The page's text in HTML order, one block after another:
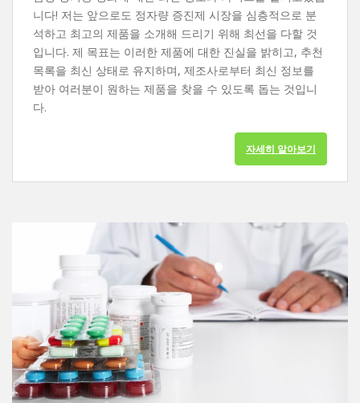
니다! 저는 앞으로도 정자량 증진제 시장을 심층적으로 분
석하고 최고의 제품을 소개해 드리기 위해 최선을 다할 것
입니다. 제 목표는 이러한 제품에 대한 진실을 밝히고, 추천
목록을 최신 상태로 유지하며, 제조사로부터 최신 정보를
받아 여러분이 원하는 제품을 찾을 수 있도록 돕는 것입니
다.
자세히 알아보기